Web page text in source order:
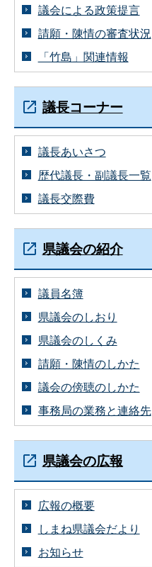
議会による政策提言
請願・陳情の審査状況
「竹島」関連情報
議長コーナー
議長あいさつ
歴代議長・副議長一覧
議長交際費
県議会の紹介
議員名簿
県議会のしおり
県議会のしくみ
請願・陳情のしかた
議会の傍聴のしかた
事務局の業務と連絡先
県議会の広報
広報の概要
しまね県議会だより
お知らせ